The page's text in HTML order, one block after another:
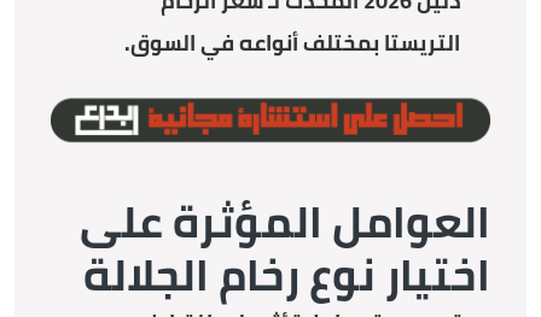
التريستا بمختلف أنواعه في السوق.
العوامل المؤثرة على
اختيار نوع رخام الجلالة